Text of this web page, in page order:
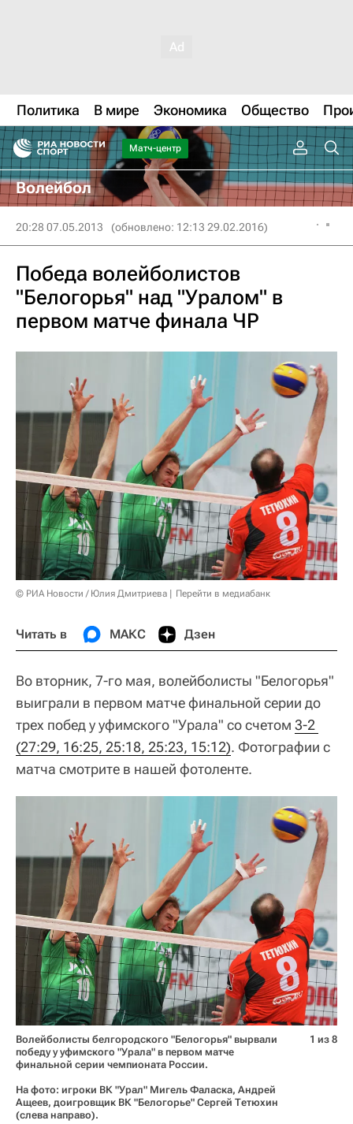
Политика В мире Экономика Общество
Матч-центр
Волейбол
20:28 07.05.2013 (обновлено: 12:13 29.02.2016)
Победа волейболистов
"Белогорья" над "Уралом" в
первом матче финала ЧР
© РИА Новости / Юлия Дмитриева Перейти в медиабанк
Читать в МАКС Дзен
Во вторник, 7-го мая, волейболисты "Белогорья"
выиграли в первом матче финальной серии до
трех побед у уфимского "Урала" со счетом 3-2
(27:29, 16:25, 25:18, 25:23, 15:12). Фотографии с
матча смотрите в нашей фотоленте.
Волейболисты белгородского "Белогорья" вырвали
победу у уфимского "Урала" в первом матче
финальной серии чемпионата России.
На фото: игроки ВК "Урал" Мигель Фаласка, Андрей
Ащеев, доигровщик ВК "Белогорье" Сергей Тетюхин
(слева направо).
1 из 8